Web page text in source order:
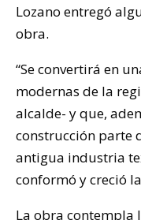
Lozano entregó
obra.
“Se convertirá en
modernas de la
alcalde- y que,
construcción parte
antigua industria
conformó y creció
La obra contempla